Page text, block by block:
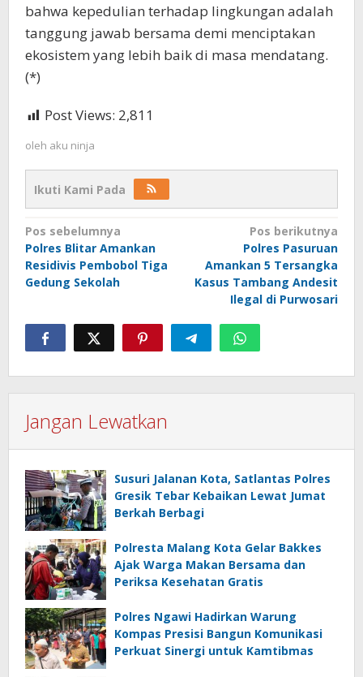
bahwa kepedulian terhadap lingkungan adalah
tanggung jawab bersama demi menciptakan
ekosistem yang lebih baik di masa mendatang.
(*)
Post Views: 2,811
oleh aku ninja
Ikuti Kami Pada
Navigasi
pos
Pos sebelumnya
Polres Blitar Amankan
Residivis Pembobol Tiga
Gedung Sekolah
Pos berikutnya
Polres Pasuruan
Amankan 5 Tersangka
Kasus Tambang Andesit
Ilegal di Purwosari
Jangan Lewatkan
Susuri Jalanan Kota, Satlantas Polres
Gresik Tebar Kebaikan Lewat Jumat
Berkah Berbagi
Polresta Malang Kota Gelar Bakkes
Ajak Warga Makan Bersama dan
Periksa Kesehatan Gratis
Polres Ngawi Hadirkan Warung
Kompas Presisi Bangun Komunikasi
Perkuat Sinergi untuk Kamtibmas